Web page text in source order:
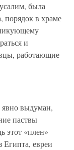
была
порядок в храме
и
работающие
выдуман,
паствы
этот «плен»
Египта, евреи